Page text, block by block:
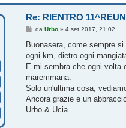
Re: RIENTRO
M
s
a
g
i
o
daUrbo »4 set 2017, 21:02
Buonasera, come sempre
ogni km, dietro ogni
E mi sembra che ogni volta
maremmana.
Solo un'ultima cosa,
Ancora grazie e un
Urbo & Ucia